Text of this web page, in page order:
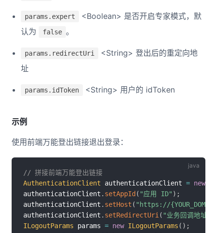
params.expert
<Boolean> 是否开启专家模式，默
认为
false 。
params.redirectUri
<String> 登出后的重定向地
址
params.idToken <String> 用户的 idToken
示例
使用前端万能登出链接退出登录：
// 拼接前端万能登出链接
AuthenticationClient authenticationClient = new
authenticationClient . setAppId ( "应用 ID" ) ;
authenticationClient . setHost ( "https://
authenticationClient . setRedirectUri ( "业务回调地址"
ILogoutParams params = new ILogoutParams ( ) ;